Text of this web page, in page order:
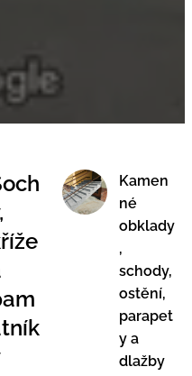
Kamen
né
obklady
,
schody,
ostění,
parapet
y a
dlažby